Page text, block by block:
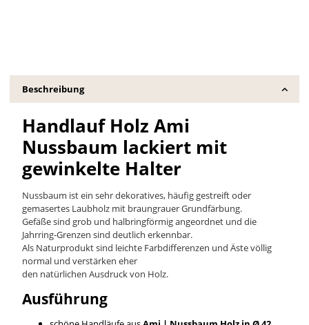
Beschreibung
Handlauf Holz Ami
Nussbaum lackiert mit
gewinkelte Halter
Nussbaum ist ein sehr dekoratives, häufig gestreift oder
gemasertes Laubholz mit braungrauer Grundfärbung.
Gefäße sind grob und halbringförmig angeordnet und die
Jahrring-Grenzen sind deutlich erkennbar.
Als Naturprodukt sind leichte Farbdifferenzen und Äste völlig
normal und verstärken eher
den natürlichen Ausdruck von Holz.
Ausführung